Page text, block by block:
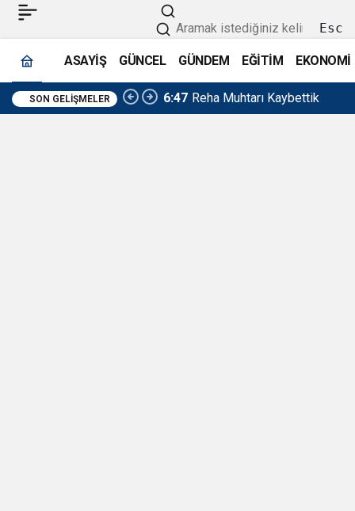
Esc
ASAYİŞ GÜNCEL GÜNDEM EĞİTİM EKONOMİ
SON GELIŞMELER 6:47 Reha Muhtarı Kaybettik